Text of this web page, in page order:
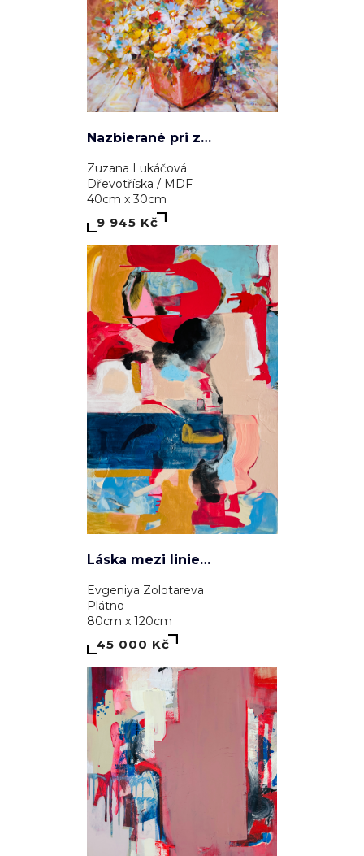
Nazbierané pri západe slnka
Zuzana Lukáčová
Dřevotříska / MDF
40cm x 30cm
9 945 Kč
Láska mezi liniemi
Evgeniya Zolotareva
Plátno
80cm x 120cm
45 000 Kč